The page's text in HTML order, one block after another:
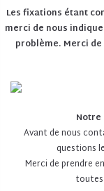
Les fixations étant
merci de nous
problème. Merci
Avant de nous
questions
Merci de prendre
toutes